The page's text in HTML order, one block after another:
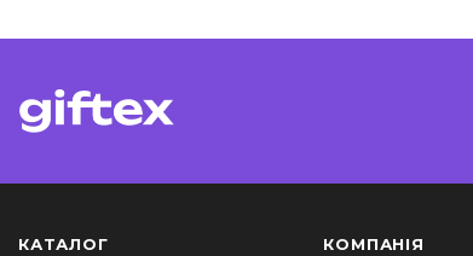
КАТАЛОГ КОМПАНІЯ